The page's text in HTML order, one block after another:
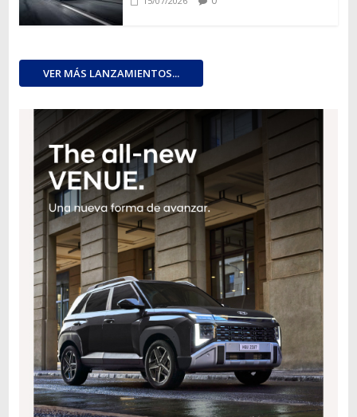
VER MÁS LANZAMIENTOS...